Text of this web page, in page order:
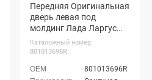
Передняя Оригинальная
дверь левая под
молдинг Лада Ларгус
(Платина 691)
Каталожный номер:
801013696R
801013696R